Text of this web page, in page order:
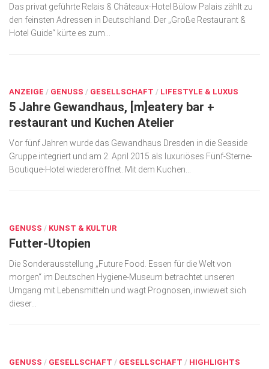
Gesellschaft
Kunst & Kultur
Podcast
Top Branchen
SACHSEN IN PARIS
Das privat geführte Relais & Châteaux-Hotel Bülow Palais zählt zu
den feinsten Adressen in Deutsch­land. Der „Große Restaurant &
Hotel Guide“ kürte es zum...
ANZEIGE / GENUSS / GESELLSCHAFT / LIFESTYLE & LUXUS
5 Jahre Gewandhaus, [m]eatery bar +
restaurant und Kuchen Atelier
Vor fünf Jahren wurde das Gewandhaus Dresden in die Seaside
Gruppe integriert und am 2. April 2015 als luxuriöses Fünf-Sterne-
Boutique-Hotel wiedereröffnet. Mit dem Kuchen...
GENUSS / KUNST & KULTUR
Futter-Utopien
Die Sonderausstellung „Future Food. Essen für die Welt von
morgen“ im Deutschen Hygiene-Museum betrachtet unseren
Umgang mit Lebensmitteln und wagt Prognosen, inwieweit sich
dieser...
GENUSS / GESELLSCHAFT / GESELLSCHAFT / HIGHLIGHTS